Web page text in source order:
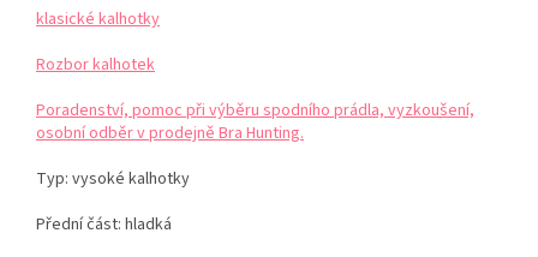
klasické kalhotky
Rozbor kalhotek
Poradenství, pomoc při výběru spodního prádla, vyzkoušení,
osobní odběr v prodejně Bra Hunting.
Typ: vysoké kalhotky
Přední část: hladká